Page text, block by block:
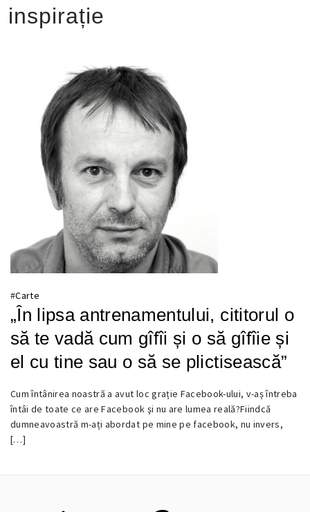
inspirație
#Carte
„În lipsa antrenamentului, cititorul o
să te vadă cum gîfîi și o să gîfîie și
el cu tine sau o să se plictisească”
21
AUGUST
2016
Cum întânirea noastră a avut loc grație Facebook-ului, v-aș întreba
întâi de toate ce are Facebook şi nu are lumea reală?Fiindcă
dumneavoastră m-ați abordat pe mine pe facebook, nu invers,
[…]